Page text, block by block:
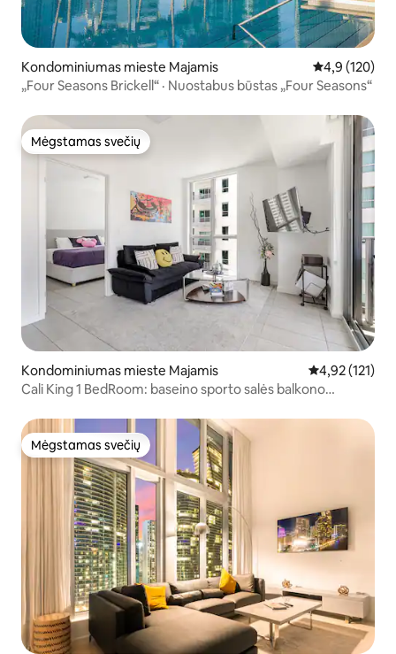
Kondominiumas mieste Majamis Vidutinis
4,9 (120)
„Four Seasons Brickell“ · Nuostabus būstas „Four Seasons“
Mėgstamas svečių
Mėgstamas svečių
Kondominiumas mieste Majamis Vidutinis
4,92 (121)
Cali King 1 BedRoom: baseino sporto salės balkono
Mėgstamas svečių
Mėgstamas svečių